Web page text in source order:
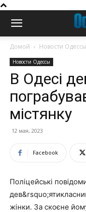
Домой Новости Одессы
Новости Одессы
В Одесі
містянку
12 мая, 2023
Facebook
Поліцейські
жінки. За скоєне